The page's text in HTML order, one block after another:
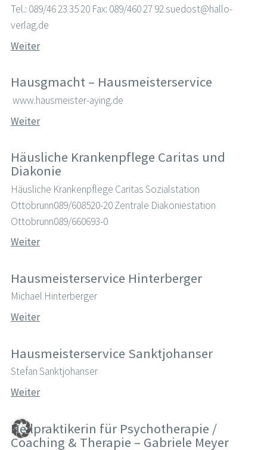
Tel.: 089/46 23 35 20 Fax: 089/460 27 92 suedost@hallo-
verlag.de
Weiter
Hausgmacht – Hausmeisterservice
www.hausmeister-aying.de
Weiter
Häusliche Krankenpflege Caritas und
Diakonie
Häusliche Krankenpflege Caritas Sozialstation
Ottobrunn089/608520-20 Zentrale Diakoniestation
Ottobrunn089/660693-0
Weiter
Hausmeisterservice Hinterberger
Michael Hinterberger
Weiter
Hausmeisterservice Sanktjohanser
Stefan Sanktjohanser
Weiter
Heilpraktikerin für Psychotherapie /
Coaching & Therapie – Gabriele Meyer